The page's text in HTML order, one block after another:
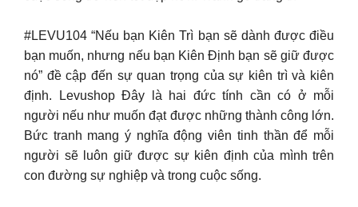
#LEVU104 “Nếu bạn Kiên Trì bạn sẽ dành được điều
bạn muốn, nhưng nếu bạn Kiên Định bạn sẽ giữ được
nó” đề cập đến sự quan trọng của sự kiên trì và kiên
định. Levushop Đây là hai đức tính cần có ở mỗi
người nếu như muốn đạt được những thành công lớn.
Bức tranh mang ý nghĩa động viên tinh thần để mỗi
người sẽ luôn giữ được sự kiên định của mình trên
con đường sự nghiệp và trong cuộc sống.